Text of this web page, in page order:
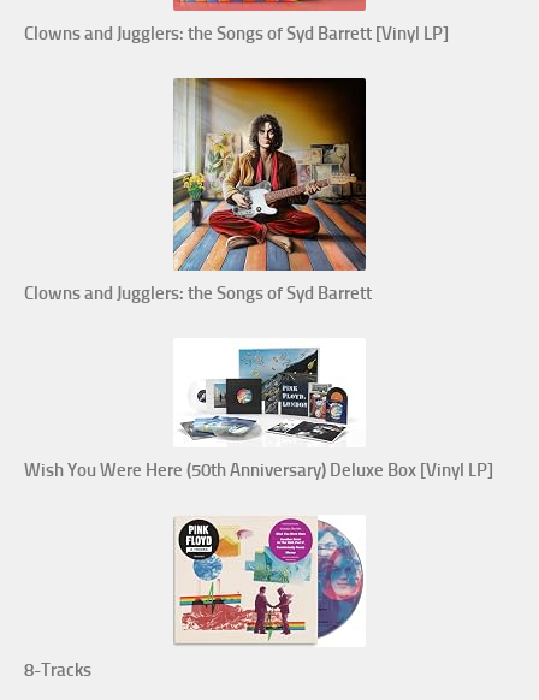
Clowns and Jugglers: the Songs of Syd Barrett [Vinyl LP]
Clowns and Jugglers: the Songs of Syd Barrett
Wish You Were Here (50th Anniversary) Deluxe Box [Vinyl LP]
8-Tracks